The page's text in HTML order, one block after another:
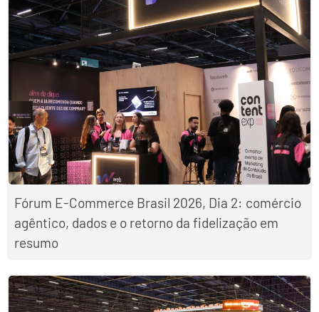
Fórum E-Commerce Brasil 2026, Dia 2: comércio
agêntico, dados e o retorno da fidelização em
resumo